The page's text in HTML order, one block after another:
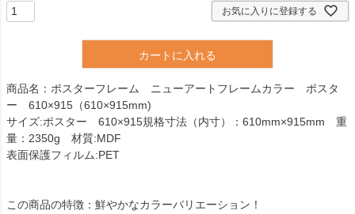
お気に入りに登録する
カートに入れる
商品名：ポスターフレーム ニューアートフレームカラー ポスタ
ー 610×915（610×915mm)
サイズ:ポスター 610×915規格寸法（内寸）：610mm×915mm 重
量：2350g 材質:MDF
表面保護フィルム:PET
この商品の特徴：鮮やかなカラーバリエーション！